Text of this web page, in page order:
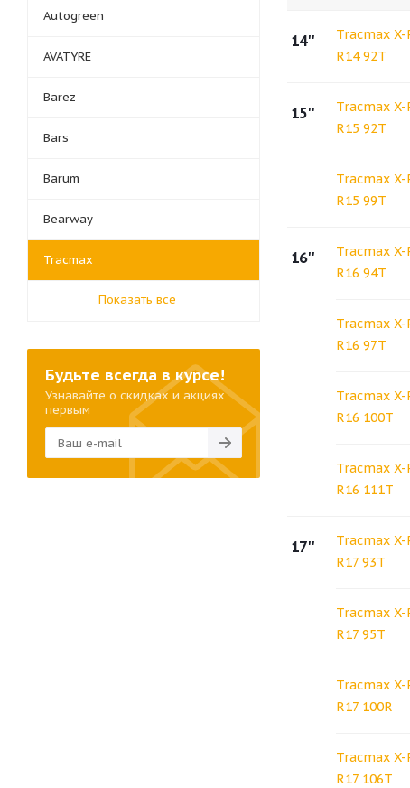
14''
Tracmax
R14 92T
15''
Tracmax
R15 92T
Tracmax
R15 99T
16''
Tracmax
R16 94T
Tracmax
R16 97T
Tracmax
R16 100T
Tracmax
R16 111T
17''
Tracmax
R17 93T
Tracmax
R17 95T
Tracmax
R17 100R
Tracmax
R17 106T
Autogreen
AVATYRE
Barez
Bars
Barum
Bearway
Tracmax
Показать все
Будьте всегда в курсе!
Узнавайте о скидках и акциях
первым